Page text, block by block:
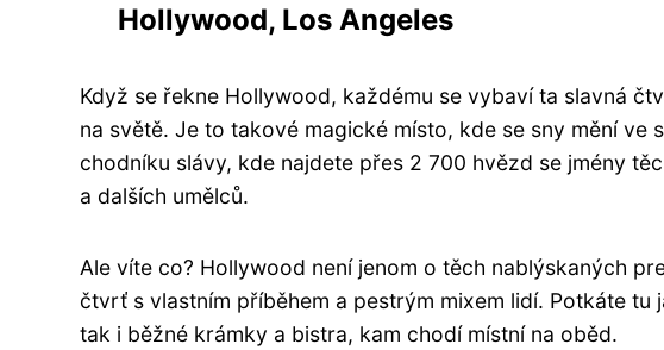
Hollywood, Los Angeles
Když se řekne Hollywood, každému se vybaví ta slavná
na světě. Je to takové magické místo, kde se sny mění ve
chodníku slávy, kde najdete přes 2 700 hvězd se jmény
a dalších umělců.
Ale víte co? Hollywood není jenom o těch nablýskaných
čtvrť s vlastním příběhem a pestrým mixem lidí. Potkáte
tak i běžné krámky a bistra, kam chodí místní na oběd.